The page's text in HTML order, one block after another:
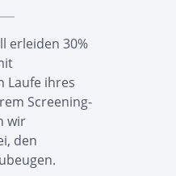
erleiden 30%
Laufe ihres
Screening-
wir
den